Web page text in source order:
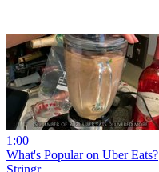
1:00
What's Popular on Uber Eats?